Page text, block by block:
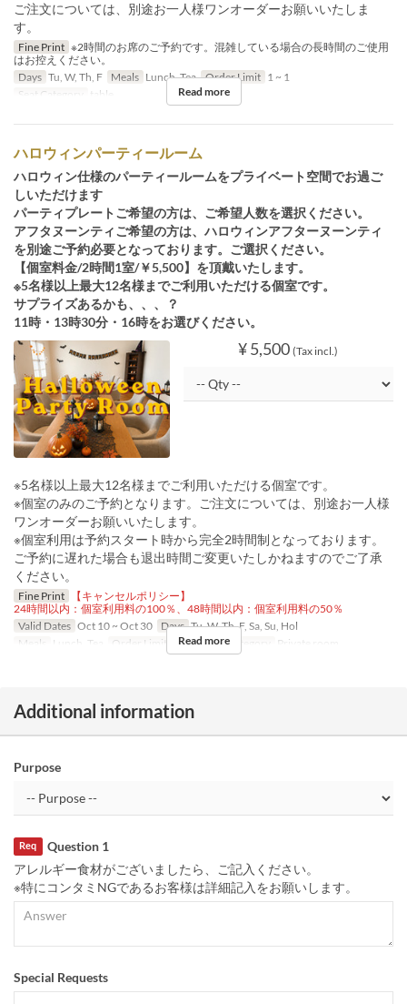
ご注文については、別途お一人様ワンオーダーお願いいたしま
す。
Fine Print ※2時間のお席のご予約です。混雑している場合の長時間のご使用
はお控えください。
Days Tu, W, Th, F Meals Lunch, Tea Order Limit 1 ~ 1
Seat Category
table Read more
ハロウィンパーティールーム
ハロウィン仕様のパーティールームをプライベート空間でお過ご
しいただけます
パーティプレートご希望の方は、ご希望人数を選択ください。
アフタヌーンティご希望の方は、ハロウィンアフターヌーンティ
を別途ご予約必要となっております。ご選択ください。
【個室料金/2時間1室/￥5,500】を頂戴いたします。
※5名様以上最大12名様までご利用いただける個室です。
サプライズあるかも、、、？
11時・13時30分・16時をお選びください。
¥ 5,500 (Tax incl.)
※5名様以上最大12名様までご利用いただける個室です。
※個室のみのご予約となります。ご注文については、別途お一人様
ワンオーダーお願いいたします。
※個室利用は予約スタート時から完全2時間制となっております。
ご予約に遅れた場合も退出時間ご変更いたしかねますのでご了承
ください。
Fine Print
【キャンセルポリシー】
24時間以内：個室利用料の100％、48時間以内：個室利用料の50％
Valid Dates Oct 10 ~ Oct 30 Days Tu, W, Th, F, Sa, Su, Hol
Meals
Lunch, Tea Order Limit 1 ~ 1 Seat Category Private room
Read more
Additional information
Purpose
Question 1
Req
アレルギー食材がございましたら、ご記入ください。
※特にコンタミNGであるお客様は詳細記入をお願いします。
Special Requests